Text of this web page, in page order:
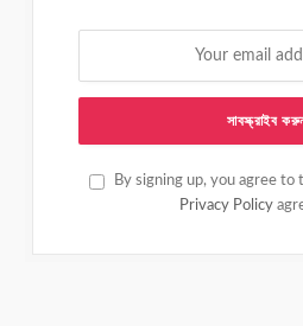
By signing up, you agree to
Privacy Policy